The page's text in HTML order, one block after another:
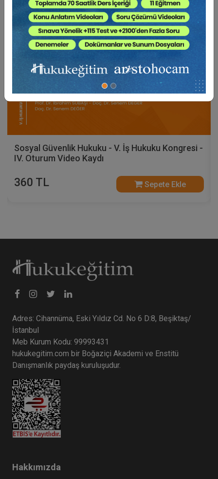
Tüketici Hukuku Enstitüsü
Sosyal Güvenlik Hukuku - V. İş Hukuku Kongresi -
IV. Oturum Video Kaydı
360 TL Sepete Ekle
Adres: Cihannüma, Eski Yıldız Cd. No 6 D:8, Beşiktaş/
İstanbul
Meb Kurum Kodu: 99993431
hukukegitim.com bir Boğaziçi Akademi ve Enstitü
Danışmanlık paydaş kuruluşudur.
Hakkımızda